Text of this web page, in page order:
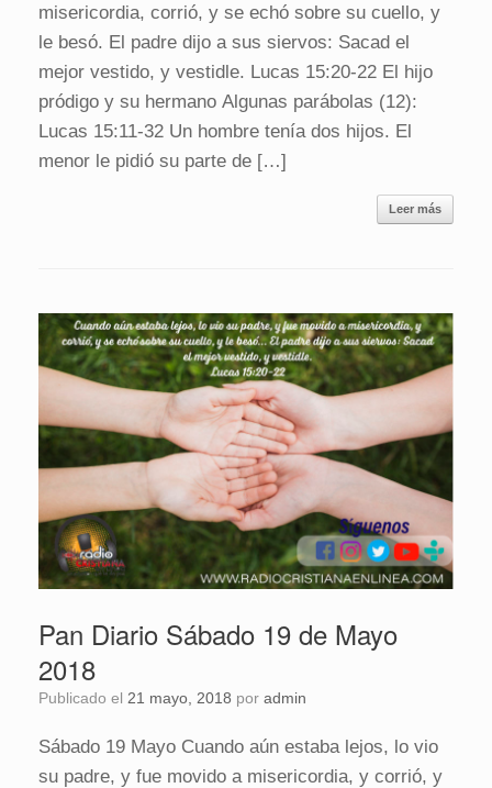
misericordia, corrió, y se echó sobre su cuello, y
le besó. El padre dijo a sus siervos: Sacad el
mejor vestido, y vestidle. Lucas 15:20-22 El hijo
pródigo y su hermano Algunas parábolas (12):
Lucas 15:11-32 Un hombre tenía dos hijos. El
menor le pidió su parte de […]
Leer más
Pan Diario Sábado 19 de Mayo
2018
Publicado el 21 mayo, 2018 por admin
Sábado 19 Mayo Cuando aún estaba lejos, lo vio
su padre, y fue movido a misericordia, y corrió, y